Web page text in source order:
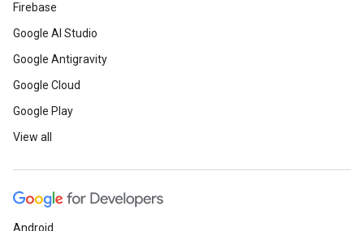
Firebase
Google AI Studio
Google Antigravity
Google Cloud
Google Play
View all
Android